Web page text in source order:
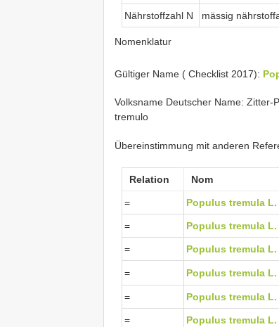
Nährstoffzahl N mässig
Nomenklatur
Gültiger Name ( Checklist 2017):
Volksname Deutscher Name: Zitter-
tremulo
Übereinstimmung mit anderen
Relation Nom
= Populus tremula L.
= Populus tremula L.
= Populus tremula L.
= Populus tremula L.
= Populus tremula L.
= Populus tremula L.